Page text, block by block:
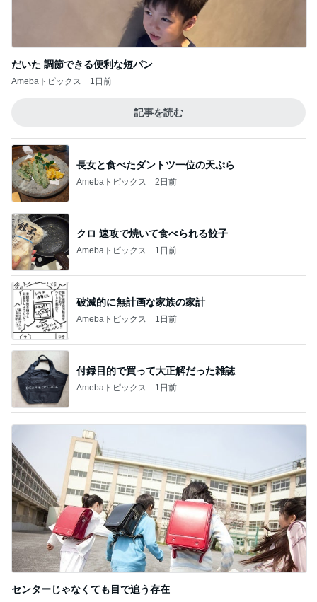
だいた 調節できる便利な短パン
Amebaトピックス 1日前
記事を読む
長女と食べたダントツ一位の天ぷら
Amebaトピックス 2日前
クロ 速攻で焼いて食べられる餃子
Amebaトピックス 1日前
破滅的に無計画な家族の家計
Amebaトピックス 1日前
付録目的で買って大正解だった雑誌
Amebaトピックス 1日前
センターじゃなくても目で追う存在